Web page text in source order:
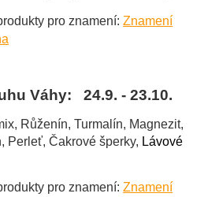
pro znamení:Znamení
Váhy: 24.9. - 23.10.
Růženín, Turmalín, Magnezit,
Perleť, Čakrové šperky, Lávové
pro znamení:Znamení